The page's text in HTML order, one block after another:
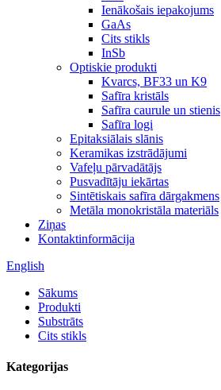
Ienākošais iepakojums
GaAs
Cits stikls
InSb
Optiskie produkti
Kvarcs, BF33 un K9
Safīra kristāls
Safīra caurule un stienis
Safīra logi
Epitaksiālais slānis
Keramikas izstrādājumi
Vafeļu pārvadātājs
Pusvadītāju iekārtas
Sintētiskais safīra dārgakmens
Metāla monokristāla materiāls
Ziņas
Kontaktinformācija
English
Sākums
Produkti
Substrāts
Cits stikls
Kategorijas